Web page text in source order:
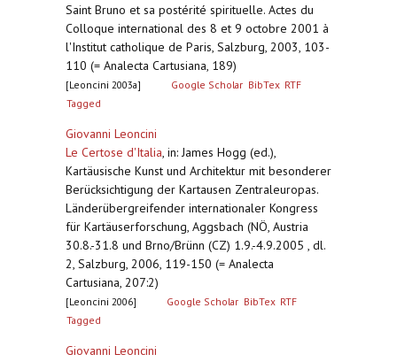
Saint Bruno et sa postérité spirituelle. Actes du
Colloque international des 8 et 9 octobre 2001 à
l'Institut catholique de Paris, Salzburg, 2003, 103-
110 (= Analecta Cartusiana, 189)
[Leoncini 2003a] Google Scholar BibTex RTF
Tagged
Giovanni Leoncini
Le Certose d'Italia, in: James Hogg (ed.),
Kartäusische Kunst und Architektur mit besonderer
Berücksichtigung der Kartausen Zentraleuropas.
Länderübergreifender internationaler Kongress
für Kartäuserforschung, Aggsbach (NÖ, Austria
30.8.-31.8 und Brno/Brünn (CZ) 1.9.-4.9.2005 , dl.
2, Salzburg, 2006, 119-150 (= Analecta
Cartusiana, 207:2)
[Leoncini 2006] Google Scholar BibTex RTF
Tagged
Giovanni Leoncini